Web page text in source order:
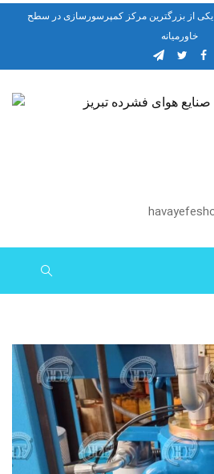
یکی از بزرگترین مرکز کمپرسورسازی در سطح
خاورمیانه